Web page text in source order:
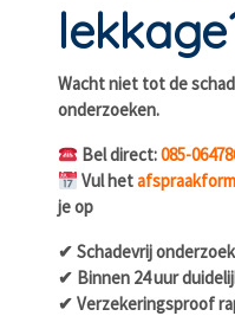
Wacht niet tot de
onderzoeken.
Bel direct:085-
Vul het
je op
✔ Schadevrij
✔ Binnen 24 uur
✔ Verzekeringsproof